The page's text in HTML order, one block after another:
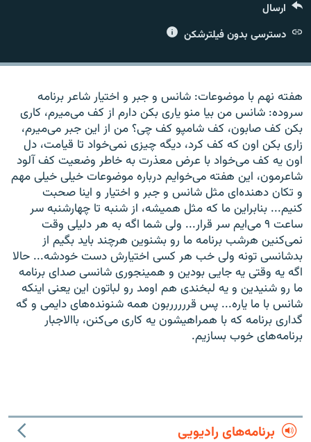
ارسال
دسترسی بدون فیلترشکن
هفته نهم با موضوعات: شانس و جبر و اختیار شاعر برنامه
سروده: شانس من بیا منو یاری بکن دارم از کف می‌میرم، کاری
بکن کف صابون، کف شامپو کف چی؟ من از این جبر می‌میرم،
زاری بکن اون که کف کرد، دیگه چیزی نمی‌خواد تا قیامت، دل
اون یه کف می‌خواد با عرض معذرت به خاطر وضعیت کف آلود
شاعرمون، این هفته می‌خوایم درباره موضوعات خیلی خیلی مهم
و تکان دهنده‌ای مثل شانس و جبر و اختیار و اینا صحبت
کنیم... بنابراین ما که مثل همیشه، از شنبه تا چهارشنبه سر
ساعت ۹ می‌ایم سر قرار... ولی شما اگه به هر دلیلی وقت
نمی‌کنین هرشب برنامه ما رو بشنوین هرچند باید بگیم از
بدشانسی تونه ولی خب هر کسی اختیارش دست خودشه... حالا
اگه یه وقتی یه جایی بودین و همینجوری شانسی صدای برنامه
ما رو شنیدین و یه لبخندی هم اومد رو لباتون این یعنی اینکه
شانس با ما یاره... پس قررررربون همه شنونده‌های دایمی و گه
گداری برنامه که با همراهیشون یه کاری می‌کنن، باالاجبار
برنامه‌های خوب بسازیم.
برنامه‌های رادیویی